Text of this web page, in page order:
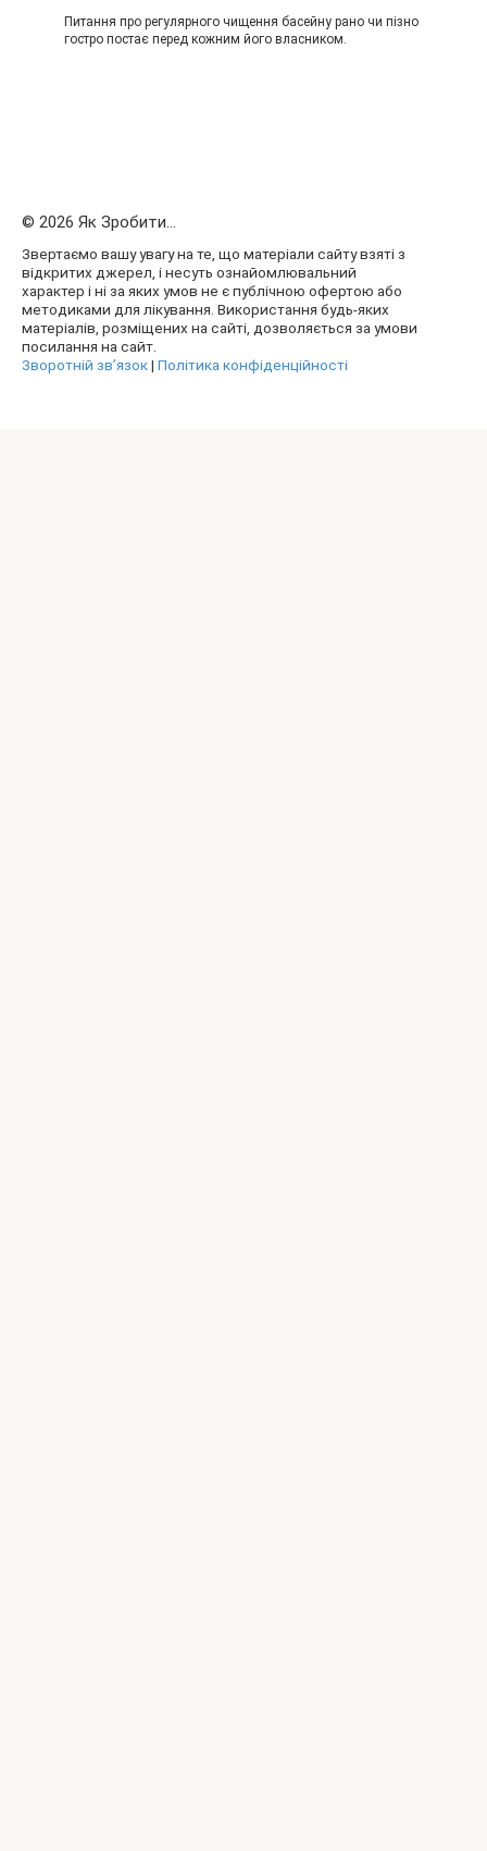
Питання про регулярного чищення басейну рано чи пізно
гостро постає перед кожним його власником.
© 2026 Як Зробити...
Звертаємо вашу увагу на те, що матеріали сайту взяті з
відкритих джерел, і несуть ознайомлювальний
характер і ні за яких умов не є публічною офертою або
методиками для лікування. Використання будь-яких
матеріалів, розміщених на сайті, дозволяється за умови
посилання на сайт.
Зворотній зв’язок| Політика конфіденційності